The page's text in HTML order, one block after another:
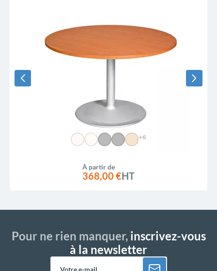
+6
À partir de
368,00 €HT
Pour ne rien manquer,inscrivez-vous
à la newsletter